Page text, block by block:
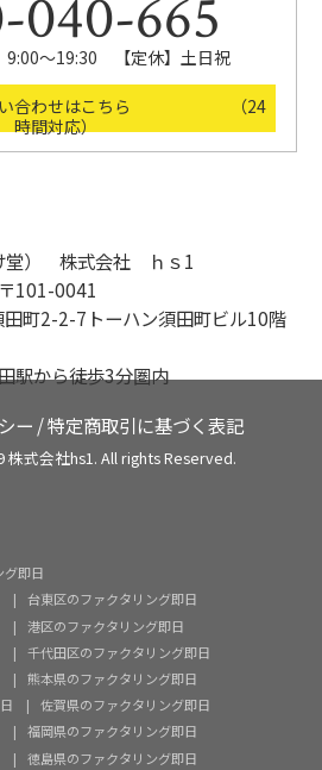
堂） 株式会社 ｈｓ1
〒101-0041
町2-2-7トーハン須田町ビル10階
駅から徒歩3分圏内
040-665
9:00～19:30 【定休】土日祝
問い合わせはこちら （24
時間対応）
ー /特定商取引に基づく表記
株式会社hs1. All rights Reserved.
グ即日
台東区のファクタリング即日
港区のファクタリング即日
千代田区のファクタリング即日
熊本県のファクタリング即日
佐賀県のファクタリング即日
福岡県のファクタリング即日
徳島県のファクタリング即日